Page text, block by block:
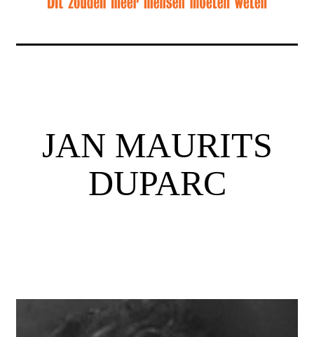
JAN MAURITS
DUPARC